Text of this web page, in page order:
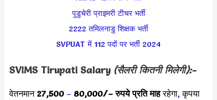
पुडुचेरी प्राइमरी टीचर भर्ती
2222 तमिलनाडु शिक्षक भर्ती
SVPUAT में 112 पदों पर भर्ती 2024
SVIMS Tirupati Salary (सैलरी कितनी मिलेगी):-
वेतनमान 27,500 – 80,000/– रुपये प्रति माहरहेगा,कृपया